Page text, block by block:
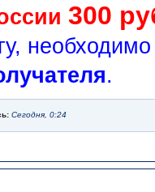
300
.
Сегодня, 0:24